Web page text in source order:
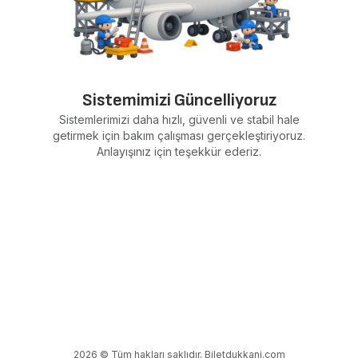
Sistemimizi Güncelliyoruz
Sistemlerimizi daha hızlı, güvenli ve stabil hale
getirmek için bakım çalışması gerçekleştiriyoruz.
Anlayışınız için teşekkür ederiz.
2026 © Tüm hakları saklıdır. Biletdukkani.com